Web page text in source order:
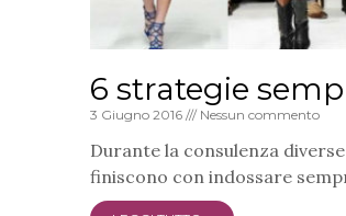
6 strategie
3 Giugno 2016 Nessun commento
Durante la consulenza
finiscono con indossare